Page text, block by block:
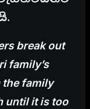
break out
family’s
the family
until it is too